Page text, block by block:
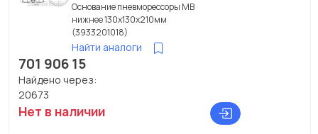
Основание пневморессоры МВ
нижнее 130x130x210мм
(3933201018)
Найти аналоги
701 906 15
Найдено через:
20673
Нет в наличии